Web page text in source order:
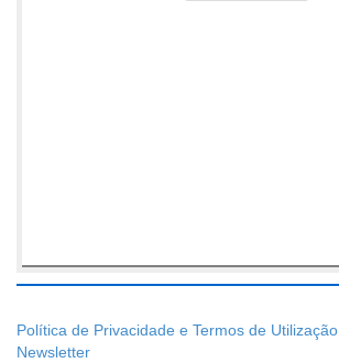
Política de Privacidade e Termos de Utilização
Newsletter